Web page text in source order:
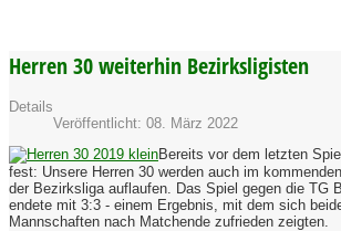
Herren 30 weiterhin Bezirksligisten
Details
Veröffentlicht: 08. März 2022
Bereits vor dem letzten
fest: Unsere Herren 30 werden auch im
der Bezirksliga auflaufen. Das Spiel gegen die TG
endete mit 3:3 - einem Ergebnis, mit dem sich
Mannschaften nach Matchende zufrieden zeigten.